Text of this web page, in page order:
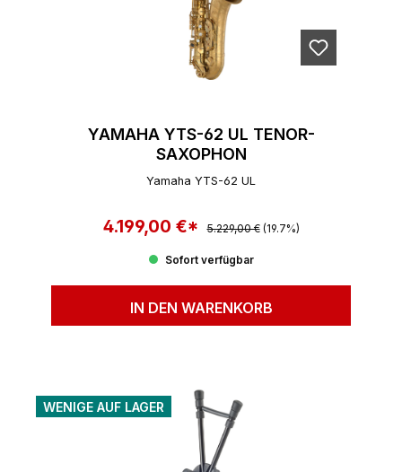
YAMAHA YTS-62 UL TENOR-
SAXOPHON
Yamaha YTS-62 UL
Verkaufspreis:
4.199,00 €* Regulärer Preis:
5.229,00 € (19.7%)
Sofort verfügbar
IN DEN WARENKORB
WENIGE AUF LAGER